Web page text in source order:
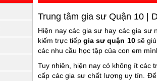
Trung tâm gia sư Quận 10 |
Hiện nay các gia sư hay các gia sư
kiếm trực tiếpgia sư quận 10sẽ
các nhu cầu học tập của con em
Tuy nhiên, hiện nay có không ít các
cấp các gia sư chất lượng uy tín.